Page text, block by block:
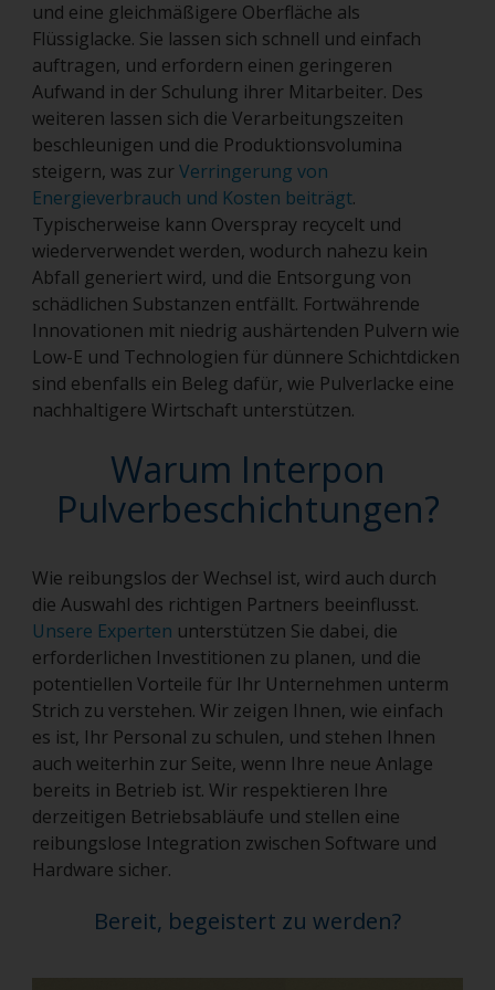
und eine gleichmäßigere Oberfläche als
Flüssiglacke. Sie lassen sich schnell und einfach
auftragen, und erfordern einen geringeren
Aufwand in der Schulung ihrer Mitarbeiter. Des
weiteren lassen sich die Verarbeitungszeiten
beschleunigen und die Produktionsvolumina
steigern, was zurVerringerung von
Energieverbrauch und Kosten beiträgt.
Typischerweise kann Overspray recycelt und
wiederverwendet werden, wodurch nahezu kein
Abfall generiert wird, und die Entsorgung von
schädlichen Substanzen entfällt. Fortwährende
Innovationen mit niedrig aushärtenden Pulvern wie
Low-E und Technologien für dünnere Schichtdicken
sind ebenfalls ein Beleg dafür, wie Pulverlacke eine
nachhaltigere Wirtschaft unterstützen.
Warum Interpon
Pulverbeschichtungen?
Wie reibungslos der Wechsel ist, wird auch durch
die Auswahl des richtigen Partners beeinflusst.
Unsere Experten unterstützen Sie dabei, die
erforderlichen Investitionen zu planen, und die
potentiellen Vorteile für Ihr Unternehmen unterm
Strich zu verstehen. Wir zeigen Ihnen, wie einfach
es ist, Ihr Personal zu schulen, und stehen Ihnen
auch weiterhin zur Seite, wenn Ihre neue Anlage
bereits in Betrieb ist. Wir respektieren Ihre
derzeitigen Betriebsabläufe und stellen eine
reibungslose Integration zwischen Software und
Hardware sicher.
Bereit, begeistert zu werden?